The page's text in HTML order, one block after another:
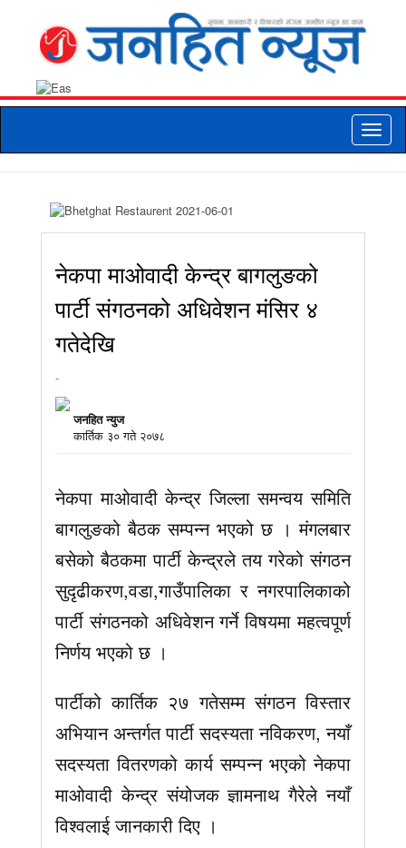
Toggle
नेकपा माओवादी केन्द्र बागलुङको
पार्टी संगठनको अधिवेशन मंसिर ४
गतेदेखि
-
जनहित न्युज
कार्तिक ३० गते २०७८
नेकपा माओवादी केन्द्र जिल्ला समन्वय समिति
बागलुङको बैठक सम्पन्न भएको छ । मंगलबार
बसेको बैठकमा पार्टी केन्द्रले तय गरेको संगठन
सुदृढीकरण,वडा,गाउँपालिका र नगरपालिकाको
पार्टी संगठनको अधिवेशन गर्ने विषयमा महत्वपूर्ण
निर्णय भएको छ ।
पार्टीको कार्तिक २७ गतेसम्म संगठन विस्तार
अभियान अन्तर्गत पार्टी सदस्यता नविकरण, नयाँ
सदस्यता वितरणको कार्य सम्पन्न भएको नेकपा
माओवादी केन्द्र संयोजक ज्ञामनाथ गैरेले नयाँ
विश्वलाई जानकारी दिए ।